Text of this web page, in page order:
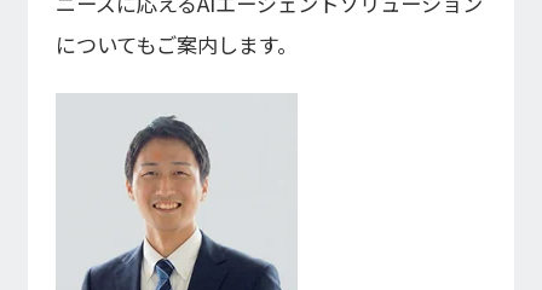
についてもご案内します。